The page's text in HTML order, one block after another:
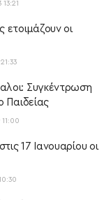
ετοιμάζουν οι
Συγκέντρωση
Παιδείας
17 Ιανουαρίου οι